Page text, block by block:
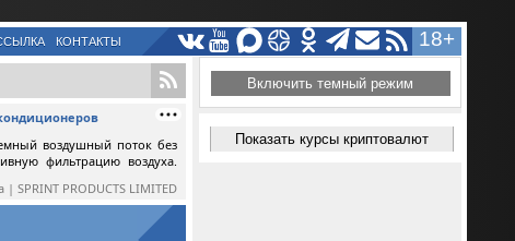
18+
КОНТАКТЫ
воздушный поток без
фильтрацию воздуха.
| SPRINT PRODUCTS LIMITED
Включить темный режим
Показать курсы криптовалют